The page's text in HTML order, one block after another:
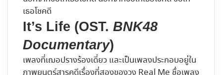
เธอโชคดี
It’s Life (OST. BNK48
Documentary)
เพลงที่เฌอปรางร้องเดี่ยว และเป็นเพลงประกอบอยู่ใน